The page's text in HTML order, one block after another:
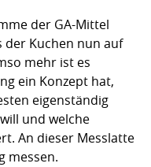
der GA-Mittel
der Kuchen nun auf
mehr ist es
ein Konzept hat,
eigenständig
und welche
An dieser Messlatte
messen.